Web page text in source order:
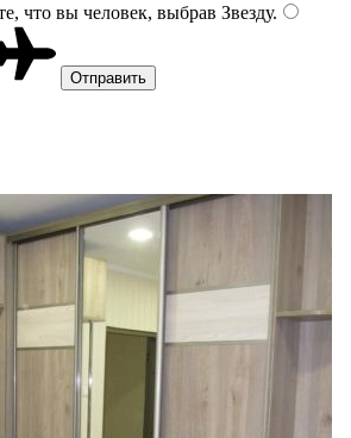
что вы человек, выбрав Звезду.